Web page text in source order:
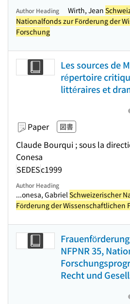
Author Heading Wirth, Jean
Nationalfonds zur Förderung der
Forschung
Les sources de
répertoire
littéraires et
Paper 図書
Claude Bourqui ; sous la
Conesa
SEDESc1999
Author Heading
...onesa, GabrielSchweizerischer
Förderung der Wissenschaftlichen
NFPNR 35,
Recht und